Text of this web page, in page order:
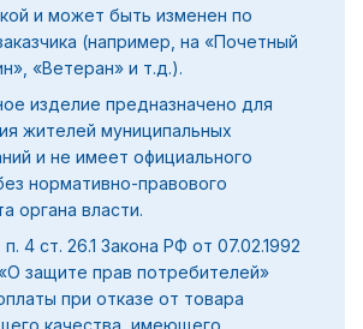
и может быть изменен по
(например, на «Почетный
«Ветеран» и т.д.).
изделие предназначено для
жителей муниципальных
и не имеет официального
нормативно-правового
органа власти.
4 ст. 26.1 Закона РФ от 07.02.1992
защите прав потребителей»
при отказе от товара
качества, имеющего